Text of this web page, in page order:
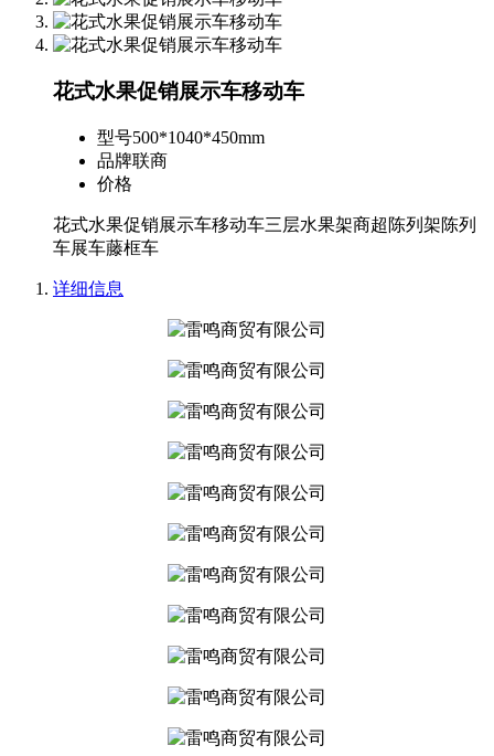
花式水果促销展示车移动车
型号500*1040*450mm
品牌联商
价格
花式水果促销展示车移动车三层水果架商超陈列架陈列
车展车藤框车
详细信息